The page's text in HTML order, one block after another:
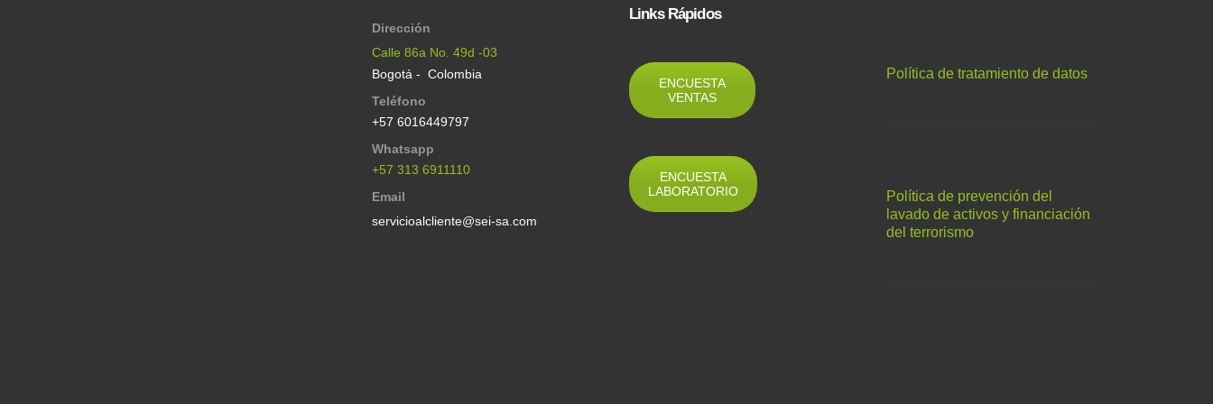
Dirección
Calle 86a No. 49d -03
Bogotá - Colombia
Teléfono
+57 6016449797
Whatsapp
+57 313 6911110
Email
servicioalcliente@sei-sa.com
Links Rápidos
ENCUESTA
VENTAS
ENCUESTA
LABORATORIO
Política de tratamiento de datos
Política de prevención del
lavado de activos y financiación
del terrorismo